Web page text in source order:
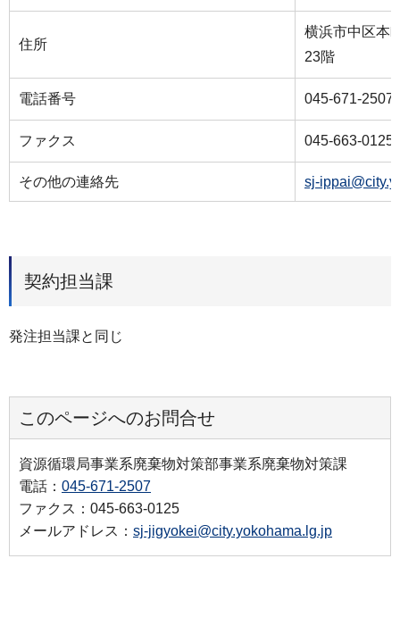
住所
横浜市中区本
23階
電話番号 045-671-2507
ファクス 045-663-0125
その他の連絡先 sj-
契約担当課
発注担当課と同じ
このページへのお問合せ
資源循環局事業系廃棄物対策部事業系廃棄物対策課
電話： 045-671-2507
ファクス：045-663-0125
メールアドレス： sj-jigyokei@city.yokohama.lg.jp